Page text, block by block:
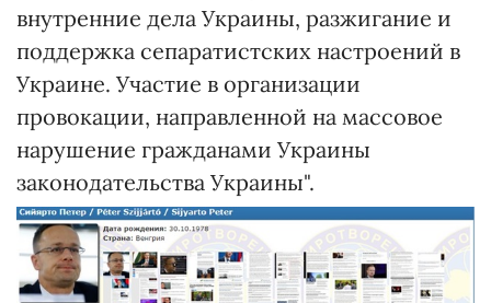
внутренние дела Украины, разжигание и
поддержка сепаратистских настроений в
Украине. Участие в организации
провокации, направленной на массовое
нарушение гражданами Украины
законодательства Украины".